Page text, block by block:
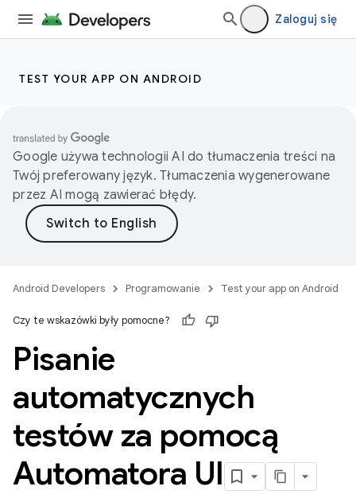
Zaloguj się
TEST YOUR APP ON ANDROID
Google używa technologii AI do tłumaczenia treści na
Twój preferowany język. Tłumaczenia wygenerowane
przez AI mogą zawierać błędy.
Android Developers Programowanie Test your app on Android
Czy te wskazówki były pomocne?
Pisanie
automatycznych
testów za pomocą
Automatora UI